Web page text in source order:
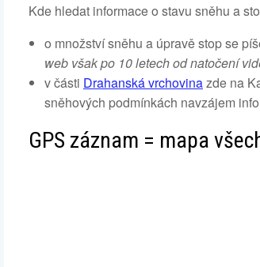
Kde hledat informace o stavu sněhu a
o množství sněhu a úpravě stop se
web však po 10 letech od natočení
v části Drahanská vrchovinazde na
sněhových podmínkách navzájem
GPS záznam = mapa